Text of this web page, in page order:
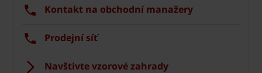
Kontakt na obchodní manažery
Prodejní síť
Navštivte vzorové zahrady